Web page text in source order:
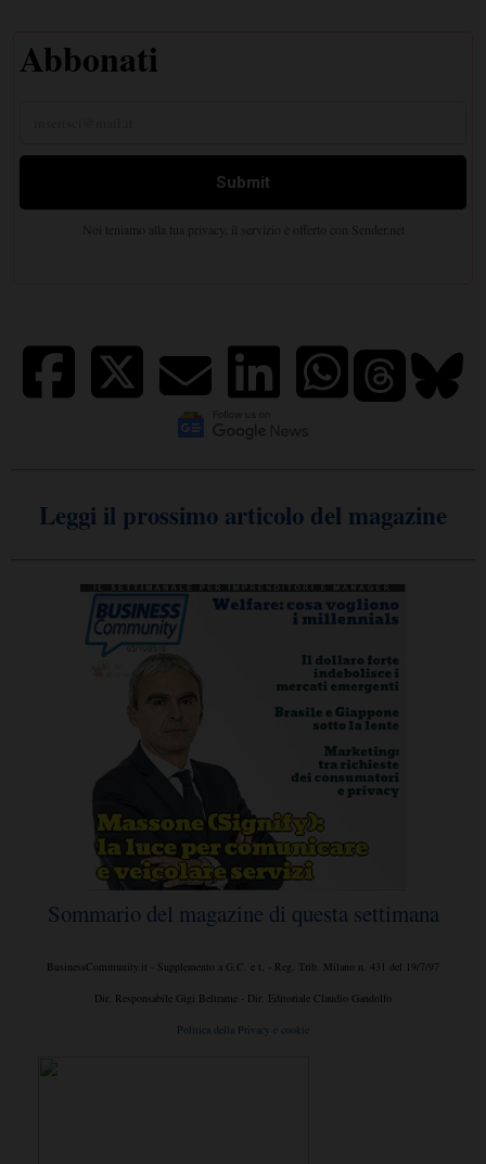
Leggi il prossimo articolo del magazine
Sommario del magazine di questa settimana
BusinessCommunity.it - Supplemento a G.C. e t. - Reg. Trib. Milano n. 431 del 19/7/97
Dir. Responsabile Gigi Beltrame - Dir. Editoriale Claudio Gandolfo
Politica della Privacy e cookie